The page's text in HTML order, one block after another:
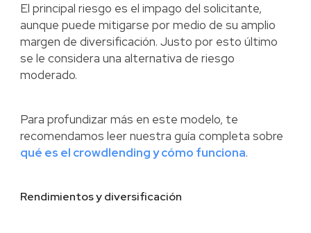
El principal riesgo es el impago del solicitante,
aunque puede mitigarse por medio de su amplio
margen de diversificación. Justo por esto último
se le considera una alternativa de riesgo
moderado.
Para profundizar más en este modelo, te
recomendamos leer nuestra guía completa sobre
qué es el crowdlending y cómo funciona.
Rendimientos y diversificación